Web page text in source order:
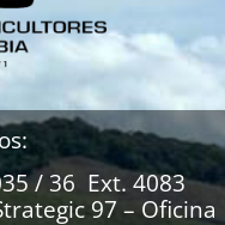
/ 36 Ext. 4083
97 – Oficina